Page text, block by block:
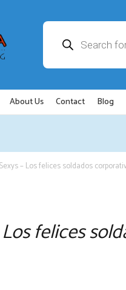
productos
About Us Contact Blog
– Los felices soldados
felices